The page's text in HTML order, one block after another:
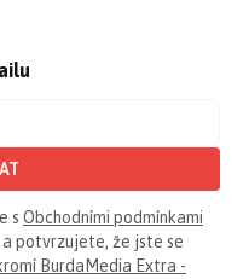
s Obchodními podmínkami
a potvrzujete, že jste se
BurdaMedia Extra -